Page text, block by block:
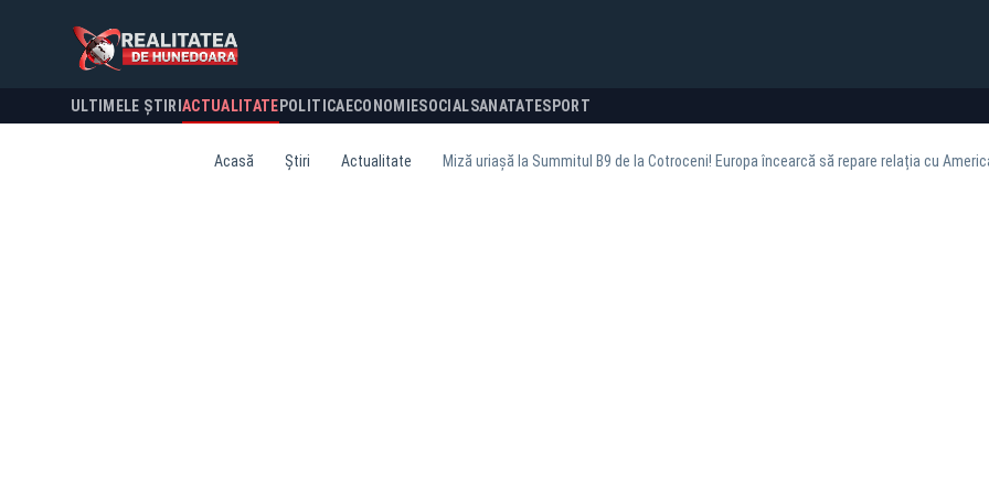
ULTIMELE ȘTIRI ACTUALITATE POLITICA ECONOMIESOCIALSANATATESPORT
Acasă Știri Actualitate Miză uriașă la Summitul B9 de la Cotroceni! Europa încearcă să repare relația cu